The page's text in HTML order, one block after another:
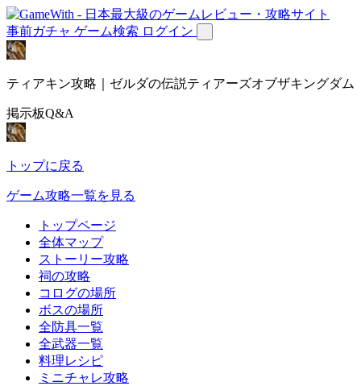
事前ガチャ ゲーム検索 ログイン
ティアキン攻略｜ゼルダの伝説ティアーズオブザキングダム
掲示板Q&A
トップに戻る
ゲーム攻略一覧を見る
トップページ
全体マップ
ストーリー攻略
祠の攻略
コログの場所
ボスの場所
全防具一覧
全武器一覧
料理レシピ
ミニチャレ攻略